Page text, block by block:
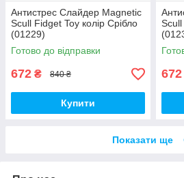
Антистрес Слайдер Magnetic
Scull Fidget Toy колір Срібло
(01229)
Готово до відправки
672 ₴ 840 ₴
Купити
Scull
672
Показати ще